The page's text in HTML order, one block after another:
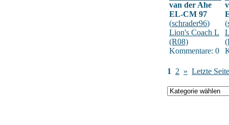
van der Ahe
EL-CM 97
(schrader96)
Lion's Coach L
(R08)
Kommentare: 0
(
1 2 » Letzte